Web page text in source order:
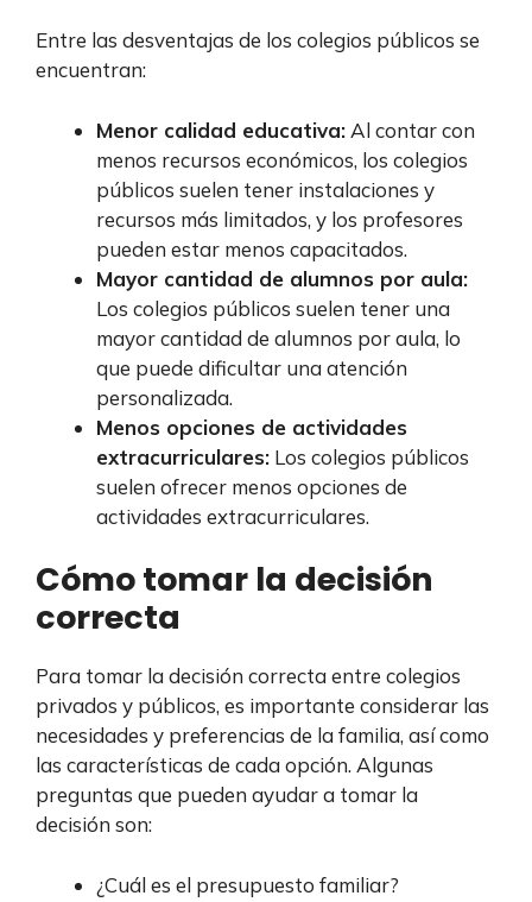
Entre las desventajas de los colegios públicos se
encuentran:
Menor calidad educativa: Al contar con
menos recursos económicos, los colegios
públicos suelen tener instalaciones y
recursos más limitados, y los profesores
pueden estar menos capacitados.
Mayor cantidad de alumnos por aula:
Los colegios públicos suelen tener una
mayor cantidad de alumnos por aula, lo
que puede dificultar una atención
personalizada.
Menos opciones de actividades
extracurriculares: Los colegios públicos
suelen ofrecer menos opciones de
actividades extracurriculares.
Cómo tomar la decisión
correcta
Para tomar la decisión correcta entre colegios
privados y públicos, es importante considerar las
necesidades y preferencias de la familia, así como
las características de cada opción. Algunas
preguntas que pueden ayudar a tomar la
decisión son:
¿Cuál es el presupuesto familiar?